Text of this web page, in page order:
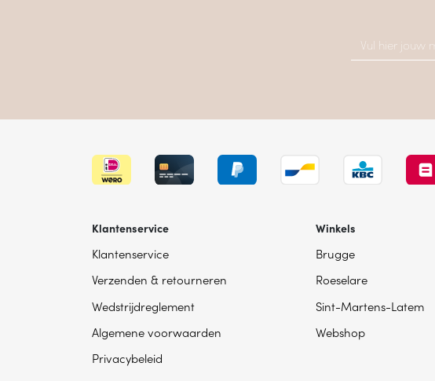
Klantenservice
Klantenservice
Verzenden & retourneren
Wedstrijdreglement
Algemene voorwaarden
Privacybeleid
Winkels
Brugge
Roeselare
Sint-Martens-Latem
Webshop